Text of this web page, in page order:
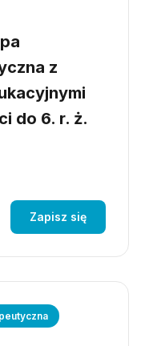
z
do 6. r. ż.
Zapisz się